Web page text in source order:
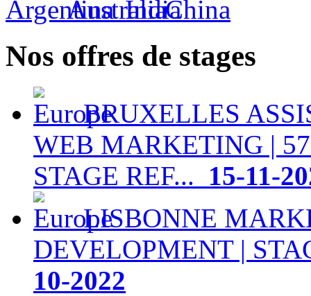
Nos offres de stages
BRUXELLES
WEB MARKETING |
STAGE REF... 15-11-
LISBONNE
DEVELOPMENT |
10-2022